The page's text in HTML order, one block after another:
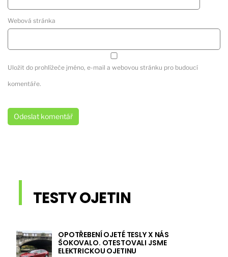
Webová stránka
Uložit do prohlížeče jméno, e-mail a webovou stránku pro budoucí
komentáře.
TESTY OJETIN
OPOTŘEBENÍ OJETÉ TESLY X NÁS
ŠOKOVALO. OTESTOVALI JSME
ELEKTRICKOU OJETINU